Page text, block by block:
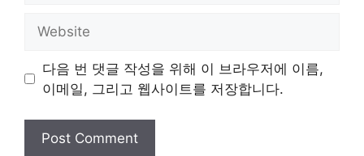
다음 번 댓글 작성을 위해 이 브라우저에 이름,
이메일, 그리고 웹사이트를 저장합니다.